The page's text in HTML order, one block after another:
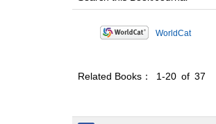
WorldCat
Related Books： 1-20 of 37